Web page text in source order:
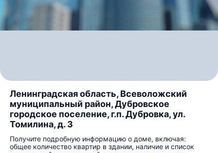
Ленинградская область, Всеволожский
муниципальный район, Дубровское
городское поселение, г.п. Дубровка, ул.
Томилина, д. 3
Получите подробную информацию о доме, включая:
общее количество квартир в здании, наличие и список